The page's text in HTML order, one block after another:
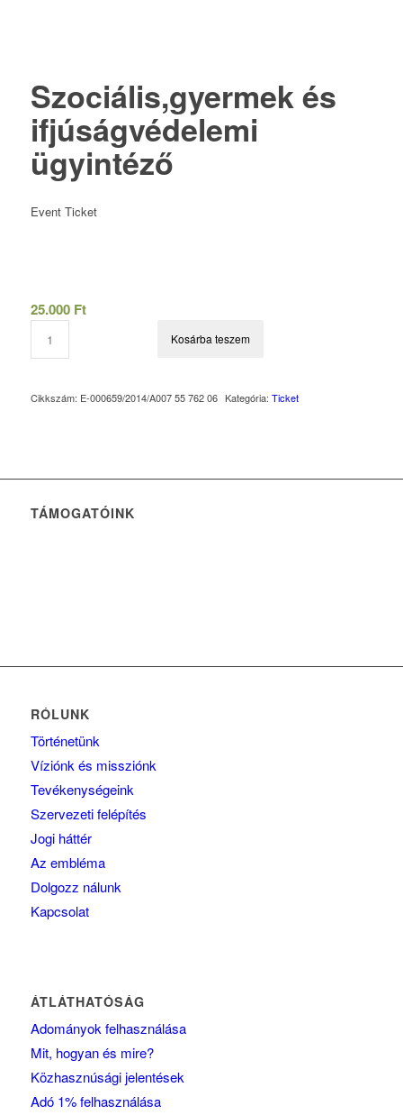
Szociális,gyermek és
ifjúságvédelemi
ügyintéző
Event Ticket
25.000 Ft
Kosárba teszem
Cikkszám: E-000659/2014/A007 55 762 06 Kategória: Ticket
TÁMOGATÓINK
RÓLUNK
Történetünk
Víziónk és missziónk
Tevékenységeink
Szervezeti felépítés
Jogi háttér
Az embléma
Dolgozz nálunk
Kapcsolat
ÁTLÁTHATÓSÁG
Adományok felhasználása
Mit, hogyan és mire?
Közhasznúsági jelentések
Adó 1% felhasználása